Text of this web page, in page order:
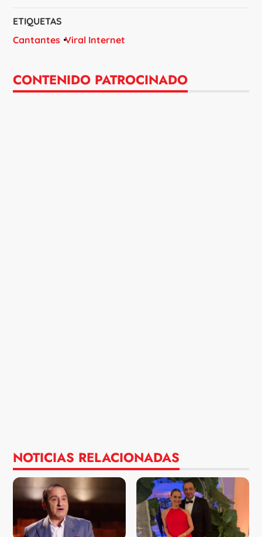
ETIQUETAS
Cantantes Viral Internet
CONTENIDO PATROCINADO
NOTICIAS RELACIONADAS